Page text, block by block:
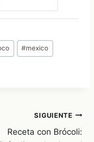
#mexico
SIGUIENTE
Receta con Brócoli: